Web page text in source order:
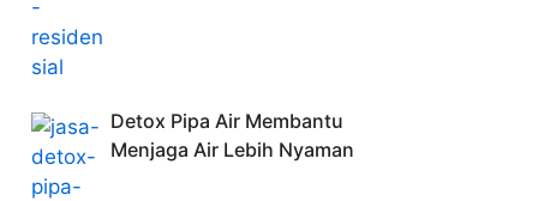
Detox Pipa Air Membantu
Menjaga Air Lebih Nyaman